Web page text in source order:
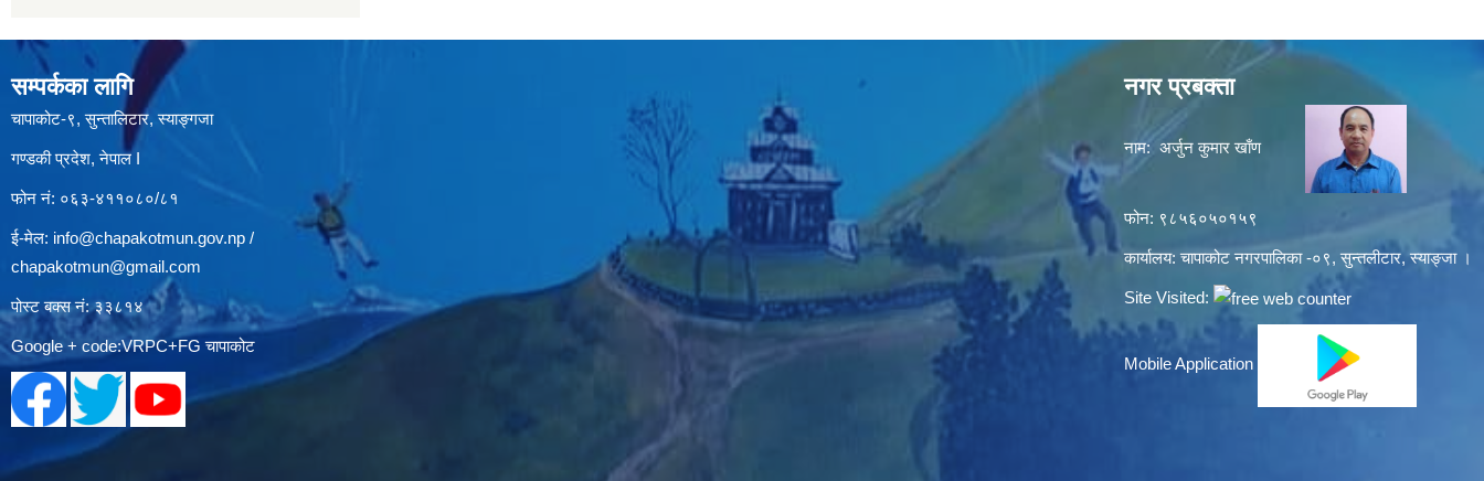
सम्पर्कका लागि
चापाकोट-९, सुन्तालिटार, स्याङ्गजा
गण्डकी प्रदेश, नेपाल I
फोन नं: ०६३-४११०८०/८१
ई-मेल: info@chapakotmun.gov.np /
chapakotmun@gmail.com
पोस्ट बक्स नं: ३३८१४
Google + code:VRPC+FG चापाकोट
नगर प्रबक्ता
नाम: अर्जुन कुमार खाँण
फोन: ९८५६०५०१५९
कार्यालय: चापाकोट नगरपालिका -०९, सुन्तलीटार, स्याङ्जा ।
Site Visited:
Mobile Application